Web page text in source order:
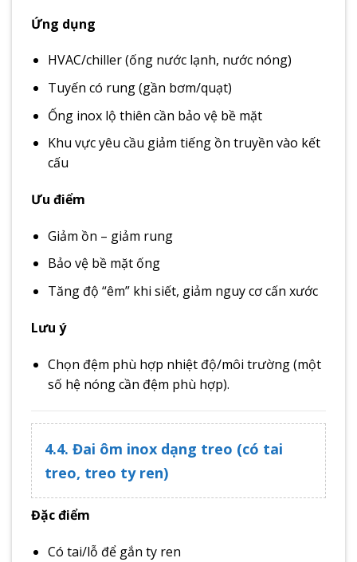
Ứng dụng
HVAC/chiller (ống nước lạnh, nước nóng)
Tuyến có rung (gần bơm/quạt)
Ống inox lộ thiên cần bảo vệ bề mặt
Khu vực yêu cầu giảm tiếng ồn truyền vào kết
cấu
Ưu điểm
Giảm ồn – giảm rung
Bảo vệ bề mặt ống
Tăng độ “êm” khi siết, giảm nguy cơ cấn xước
Lưu ý
Chọn đệm phù hợp nhiệt độ/môi trường (một
số hệ nóng cần đệm phù hợp).
4.4. Đai ôm inox dạng treo (có tai
treo, treo ty ren)
Đặc điểm
Có tai/lỗ để gắn ty ren